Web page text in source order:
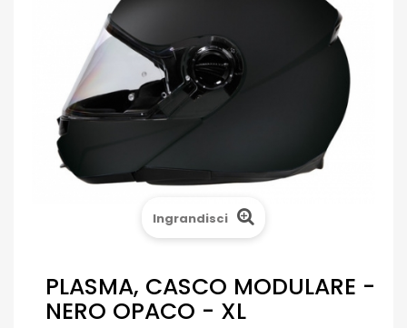
Ingrandisci
PLASMA, CASCO MODULARE -
NERO OPACO - XL